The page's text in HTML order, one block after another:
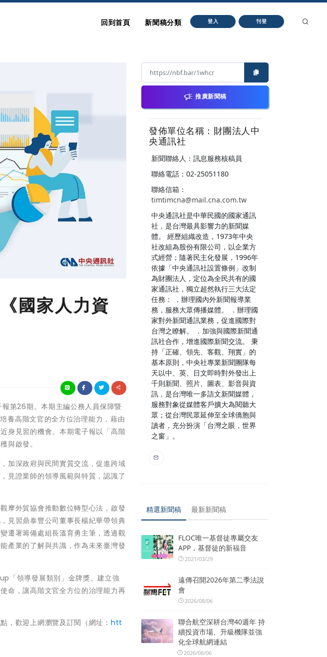
回到首頁 新聞稿分類 登入 刊登
國家人力資
第26期。本期主編公務人員保障暨
養高階文官的全方位治理能力，藉由
身見習的機會。本期電子報以「高階
與啟發。
加深政府與民間實質交流，促進跨域
見證業師的領導風範與特質，認識了
摩外貿協會推動數位轉型心法，啟發
見習鼎泰豐公司董事長楊紀華帶領典
遷署籌備處組長溫育勇主筆，透過觀
產業的了解與共識，作為未來臺灣發
「領導發展類別」金牌獎。建立強
命，讓高階文官全方位的治理能力再
，歡迎上網瀏覽及訂閱（網址： htt
推廣新聞稿
發佈單位名稱：財團法人中
央通訊社
新聞聯絡人：訊息服務核稿員
聯絡電話：02-25051180
聯絡信箱：
timtimcna@mail.cna.com.tw
中央通訊社是中華民國的國家通訊
社，是台灣最具影響力的新聞媒
體。 經歷組織改造，1973年中央
社改組為股份有限公司，以企業方
式經營；隨著民主化發展，1996年
依據「中央通訊社設置條例」改制
為財團法人，定位為全民共有的國
家通訊社，獨立超然執行三大法定
任務： ．辦理國內外新聞報導業
務，服務大眾傳播媒體。 ．辦理國
家對外新聞通訊業務，促進國際對
台灣之瞭解。 ．加強與國際新聞通
訊社合作，增進國際新聞交流。 秉
持「正確、領先、客觀、翔實」的
基本原則，中央社專業新聞團隊每
天以中、英、日文即時對外發出上
千則新聞、照片、圖表、影音與資
訊，是台灣唯一多語文新聞媒體，
服務對象從媒體客戶擴大為閱聽大
眾；從台灣民眾延伸至全球僑胞與
讀者，充分扮演「台灣之眼，世界
之窗」。
精選新聞稿 最新新聞稿
FLOC唯一基督徒專屬交友
APP，基督徒的新福音
2021/03/29
遠傳召開2026年第二季法說
會
2026/08/06
聯合航空深耕台灣40週年 持
續投資市場、升級機隊並強
化全球航網連結
2026/08/06